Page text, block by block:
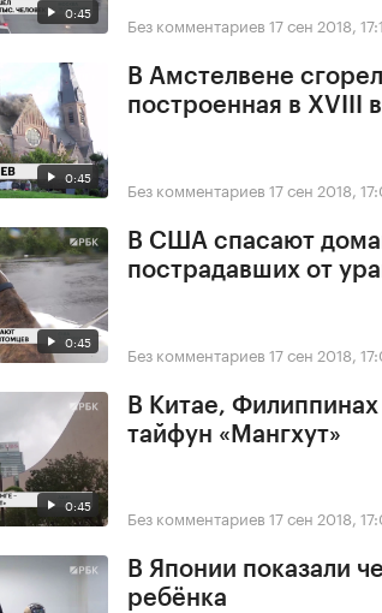
0:45 Без комментариев 17 сен 2018,
0:45
В Амстелвене
построенная в XVIII
Без комментариев 17 сен 2018,
0:45
В США спасают
пострадавших от
Без комментариев 17 сен 2018,
0:45
В Китае,
тайфун «Мангхут»
Без комментариев 17 сен 2018,
В Японии показали
ребёнка